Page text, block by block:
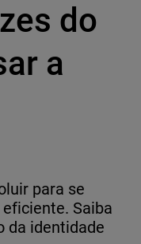
do
a
para se
Saiba
da identidade